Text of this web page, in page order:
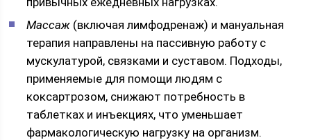
Массаж (включая лимфодренаж) и мануальная
терапия направлены на пассивную работу с
мускулатурой, связками и суставом. Подходы,
применяемые для помощи людям с
коксартрозом, снижают потребность в
таблетках и инъекциях, что уменьшает
фармакологическую нагрузку на организм.